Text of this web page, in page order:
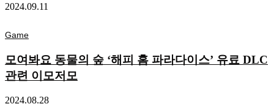
2024.09.11
Game
모여봐요 동물의 숲 ‘해피 홈 파라다이스’ 유료 DLC
관련 이모저모
2024.08.28